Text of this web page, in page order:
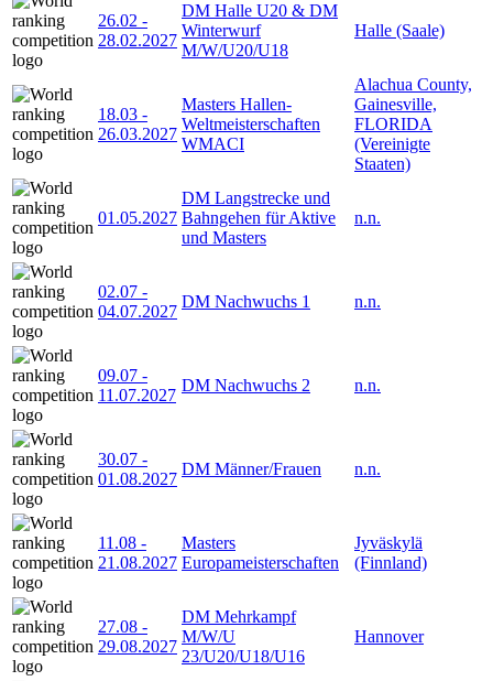
26.02 -
28.02.2027
DM Halle U20 & DM
Winterwurf
M/W/U20/U18
Halle (Saale)
18.03 -
26.03.2027
Masters Hallen-
Weltmeisterschaften
WMACI
Alachua County,
Gainesville,
FLORIDA
(Vereinigte
Staaten)
01.05.2027
DM Langstrecke und
Bahngehen für Aktive
und Masters
n.n.
02.07 -
04.07.2027
DM Nachwuchs 1 n.n.
09.07 -
11.07.2027
DM Nachwuchs 2 n.n.
30.07 -
01.08.2027
DM Männer/Frauen n.n.
11.08 -
21.08.2027
Masters
Europameisterschaften
Jyväskylä
(Finnland)
27.08 -
29.08.2027
DM Mehrkampf
M/W/U
23/U20/U18/U16
Hannover